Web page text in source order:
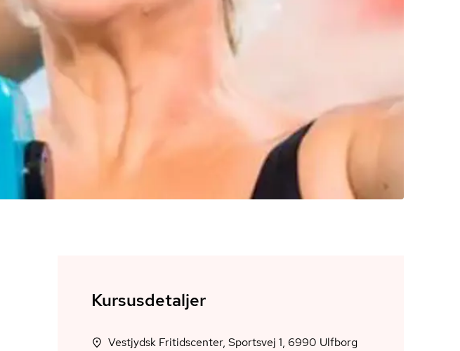
Kursusdetaljer
Vestjydsk Fritidscenter, Sportsvej 1, 6990 Ulfborg